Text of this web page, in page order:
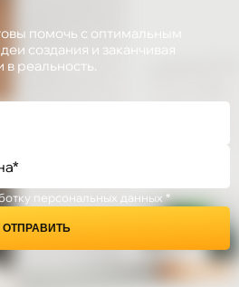
помочь с оптимальным
создания и заканчивая
реальность.
персональных данных *
ОТПРАВИТЬ